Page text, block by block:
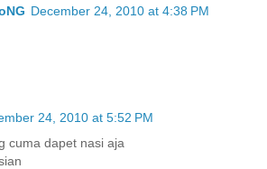
December 24, 2010 at 4:38 PM
24, 2010 at 5:52 PM
cuma dapet nasi aja